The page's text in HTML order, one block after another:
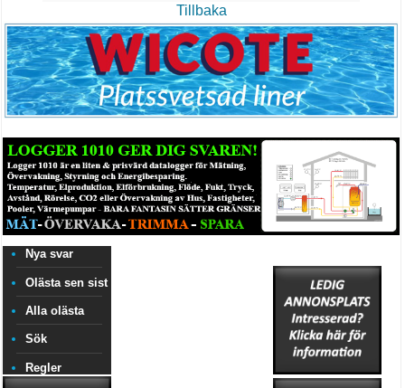
Tillbaka
Nya svar
Olästa sen sist
Alla olästa
Sök
Regler